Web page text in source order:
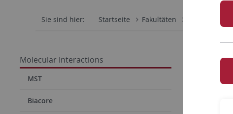
Sie sind hier: Startseite Fakultäten
Molecular Interactions
MST
Biacore